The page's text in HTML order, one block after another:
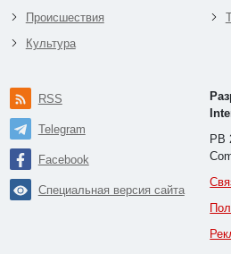
Происшествия
Культура
RSS
Telegram
Facebook
Специальная версия сайта
PB